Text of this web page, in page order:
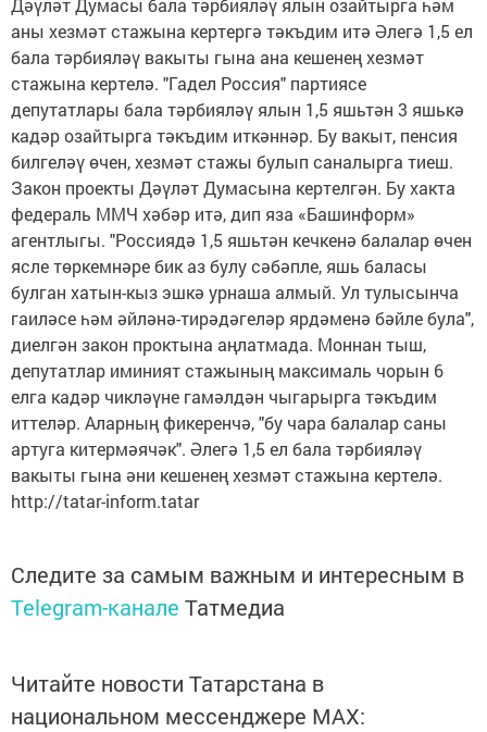
Дәүләт Думасы бала тәрбияләү ялын озайтырга һәм
аны хезмәт стажына кертергә тәкъдим итә Әлегә 1,5 ел
бала тәрбияләү вакыты гына ана кешенең хезмәт
стажына кертелә. "Гадел Россия" партиясе
депутатлары бала тәрбияләү ялын 1,5 яшьтән 3 яшькә
кадәр озайтырга тәкъдим иткәннәр. Бу вакыт, пенсия
билгеләү өчен, хезмәт стажы булып саналырга тиеш.
Закон проекты Дәүләт Думасына кертелгән. Бу хакта
федераль ММЧ хәбәр итә, дип яза «Башинформ»
агентлыгы. "Россиядә 1,5 яшьтән кечкенә балалар өчен
ясле төркемнәре бик аз булу сәбәпле, яшь баласы
булган хатын-кыз эшкә урнаша алмый. Ул тулысынча
гаиләсе һәм әйләнә-тирәдәгеләр ярдәменә бәйле була",
диелгән закон проктына аңлатмада. Моннан тыш,
депутатлар иминият стажының максималь чорын 6
елга кадәр чикләүне гамәлдән чыгарырга тәкъдим
иттеләр. Аларның фикеренчә, "бу чара балалар саны
артуга китермәячәк". Әлегә 1,5 ел бала тәрбияләү
вакыты гына әни кешенең хезмәт стажына кертелә.
http://tatar-inform.tatar
Следите за самым важным и интересным в
Telegram-канале Татмедиа
Читайте новости Татарстана в
национальном мессенджере MАХ: